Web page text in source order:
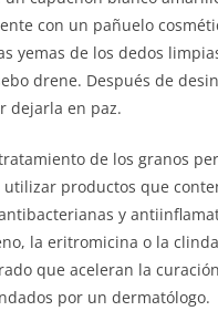
con un pañuelo
yemas de los dedos
drene. Después de
dejarla en paz.
de los granos
utilizar productos que
y
la eritromicina o la
que aceleran la
por un dermatólogo.